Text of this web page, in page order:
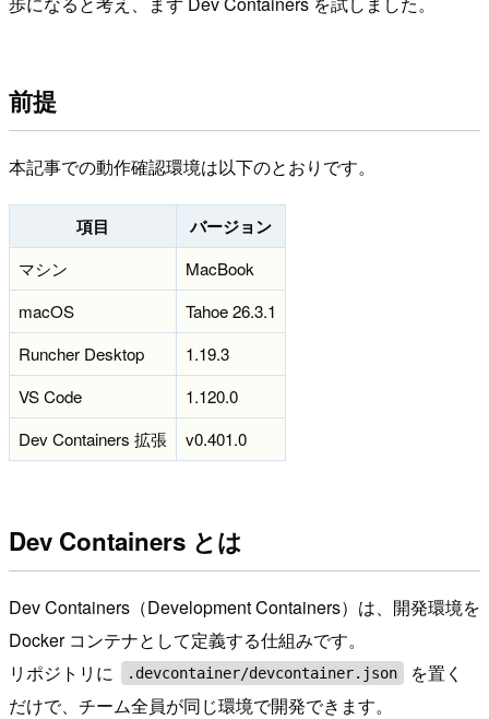
前提
本記事での動作確認環境は以下のとおりです。
項目 バージョン
マシン
MacBook
macOS
Tahoe 26.3.1
Runcher Desktop
1.19.3
VS Code
1.120.0
Dev Containers 拡張
v0.401.0
Dev Containers とは
Dev Containers（Development Containers）は、開発環境を
Docker コンテナとして定義する仕組みです。
リポジトリに
.devcontainer/devcontainer.json
を置く
だけで、チーム全員が同じ環境で開発できます。